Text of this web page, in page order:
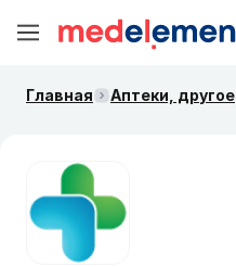
Главная Аптеки, другое